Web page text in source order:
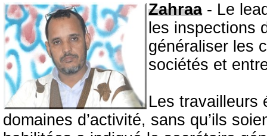
Zahraa- Le
les inspections
généraliser les
sociétés et
Les travailleurs
domaines d’activité, sans qu’ils